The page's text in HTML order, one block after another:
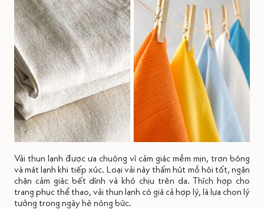
Vải thun lạnh được ưa chuộng vì cảm giác mềm mịn, trơn bóng
và mát lạnh khi tiếp xúc. Loại vải này thấm hút mồ hôi tốt, ngăn
chặn cảm giác bết dính và khó chịu trên da. Thích hợp cho
trang phục thể thao, vải thun lạnh có giá cả hợp lý, là lựa chọn lý
tưởng trong ngày hè nóng bức.